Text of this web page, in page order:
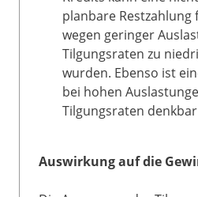
planbare Restzahlung
wegen geringer
Tilgungsraten zu
wurden. Ebenso ist
bei hohen
Tilgungsraten
Auswirkung auf die